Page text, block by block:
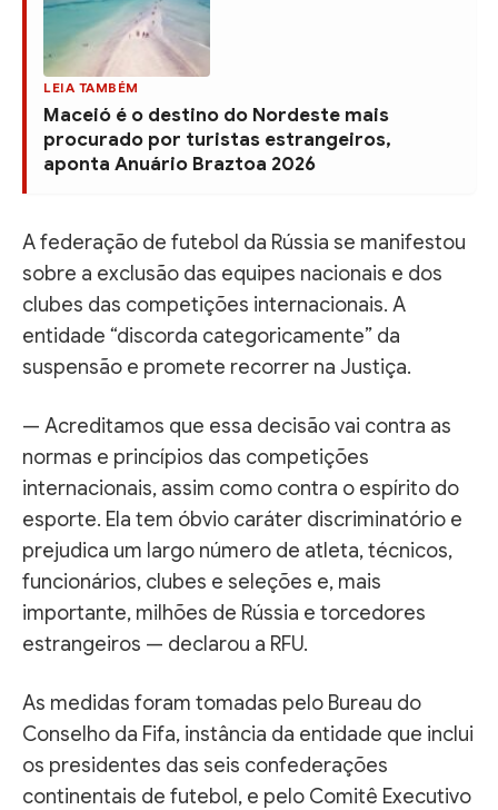
LEIA TAMBÉM
Maceió é o destino do Nordeste mais
procurado por turistas estrangeiros,
aponta Anuário Braztoa 2026
A federação de futebol da Rússia se manifestou
sobre a exclusão das equipes nacionais e dos
clubes das competições internacionais. A
entidade “discorda categoricamente” da
suspensão e promete recorrer na Justiça.
— Acreditamos que essa decisão vai contra as
normas e princípios das competições
internacionais, assim como contra o espírito do
esporte. Ela tem óbvio caráter discriminatório e
prejudica um largo número de atleta, técnicos,
funcionários, clubes e seleções e, mais
importante, milhões de Rússia e torcedores
estrangeiros — declarou a RFU.
As medidas foram tomadas pelo Bureau do
Conselho da Fifa, instância da entidade que inclui
os presidentes das seis confederações
continentais de futebol, e pelo Comitê Executivo